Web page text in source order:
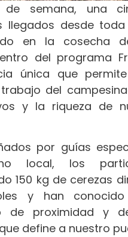
semana, una
llegados desde
en la cosecha
del programa
única que
del
y la riqueza de
por guías
local, los
150 kg de cerezas
y han
de proximidad y
define a nuestro